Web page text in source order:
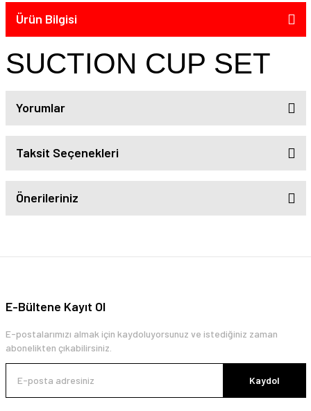
Ürün Bilgisi
SUCTION CUP SET
Yorumlar
Taksit Seçenekleri
Önerileriniz
E-Bültene Kayıt Ol
E-postalarımızı almak için kaydoluyorsunuz ve istediğiniz zaman
abonelikten çıkabilirsiniz.
Kaydol